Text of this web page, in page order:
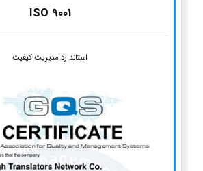
ISO 9001
استاندارد مدیریت کیفیت